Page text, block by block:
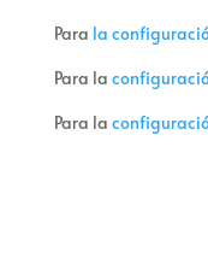
Para la
Para la
Para la